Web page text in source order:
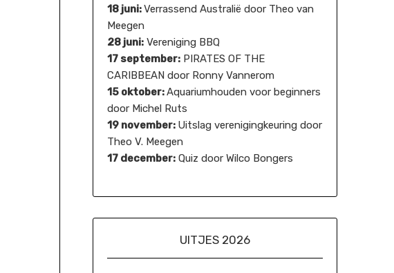
18 juni:Verrassend Australië door Theo van
Meegen
28 juni:Vereniging BBQ
17 september:PIRATES OF THE
CARIBBEAN door Ronny Vannerom
15 oktober:Aquariumhouden voor beginners
door Michel Ruts
19 november: Uitslag verenigingkeuring door
Theo V. Meegen
17 december:Quiz door Wilco Bongers
UITJES 2026